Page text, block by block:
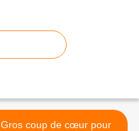
Gros coup de cœur pour